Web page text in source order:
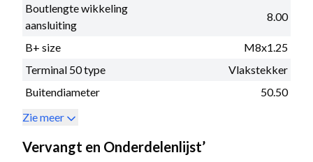
Boutlengte wikkeling
aansluiting
8.00
B+ size
M8x1.25
Terminal 50 type
Vlakstekker
Buitendiameter
50.50
Zie meer
Vervangt en Onderdelenlijst’